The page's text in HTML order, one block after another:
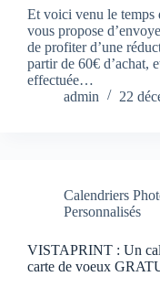
Et voici venu le temps
vous propose
de profiter d’une
partir de 60€ d’achat,
effectuée…
admin
22
Calendriers
Personnalisés
VISTAPRINT : Un
carte de voeux